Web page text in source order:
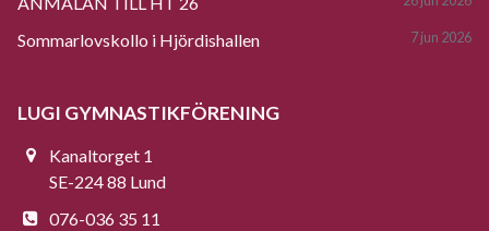
Sommarlovskollo i Hjördishallen 7 jun 2026
LUGI GYMNASTIKFÖRENING
Kanaltorget 1
SE-224 88 Lund
076-036 35 11